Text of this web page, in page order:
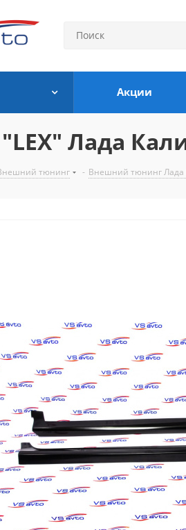
Акции
Лада
тюнинг - Внешний тюнинг Лада